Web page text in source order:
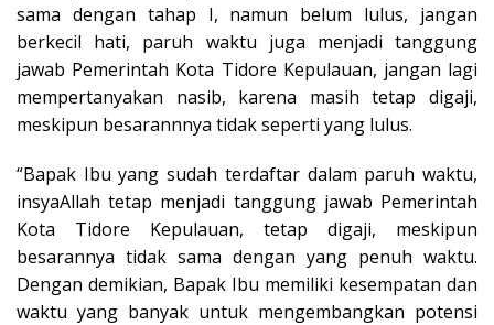
sama dengan tahap I, namun belum lulus, jangan
berkecil hati, paruh waktu juga menjadi tanggung
jawab Pemerintah Kota Tidore Kepulauan, jangan lagi
mempertanyakan nasib, karena masih tetap digaji,
meskipun besarannnya tidak seperti yang lulus.
“Bapak Ibu yang sudah terdaftar dalam paruh waktu,
insyaAllah tetap menjadi tanggung jawab Pemerintah
Kota Tidore Kepulauan, tetap digaji, meskipun
besarannya tidak sama dengan yang penuh waktu.
Dengan demikian, Bapak Ibu memiliki kesempatan dan
waktu yang banyak untuk mengembangkan potensi